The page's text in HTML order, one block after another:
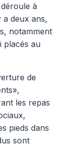
à
a deux ans,
notamment
placés au
de
les repas
pieds dans
sont